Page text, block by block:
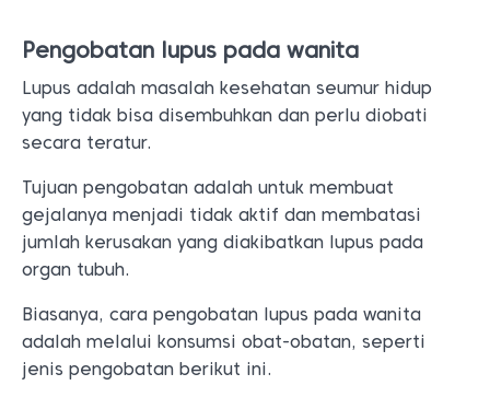
Pengobatan lupus pada wanita
Lupus adalah masalah kesehatan seumur hidup
yang tidak bisa disembuhkan dan perlu diobati
secara teratur.
Tujuan pengobatan adalah untuk membuat
gejalanya menjadi tidak aktif dan membatasi
jumlah kerusakan yang diakibatkan lupus pada
organ tubuh.
Biasanya, cara pengobatan lupus pada wanita
adalah melalui konsumsi obat-obatan, seperti
jenis pengobatan berikut ini.